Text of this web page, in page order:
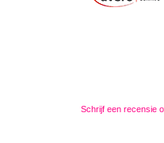
Schrijf een recensie